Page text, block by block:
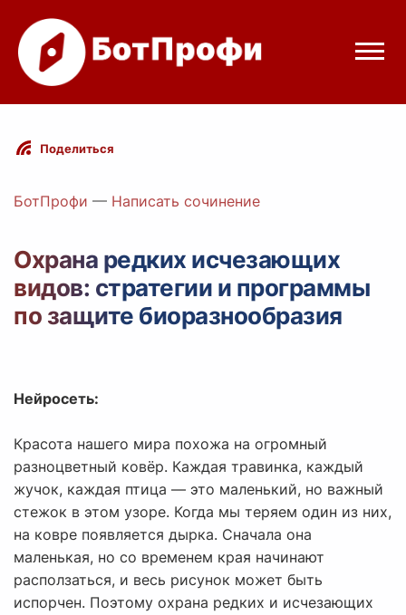
Режимы бота
Цены
Вход с Telegram
Поделиться
БотПрофи — Написать сочинение
Охрана редких исчезающих
видов: стратегии и программы
по защите биоразнообразия
Нейросеть:
Красота нашего мира похожа на огромный
разноцветный ковёр. Каждая травинка, каждый
жучок, каждая птица — это маленький, но важный
стежок в этом узоре. Когда мы теряем один из них,
на ковре появляется дырка. Сначала она
маленькая, но со временем края начинают
расползаться, и весь рисунок может быть
испорчен. Поэтому охрана редких и исчезающих